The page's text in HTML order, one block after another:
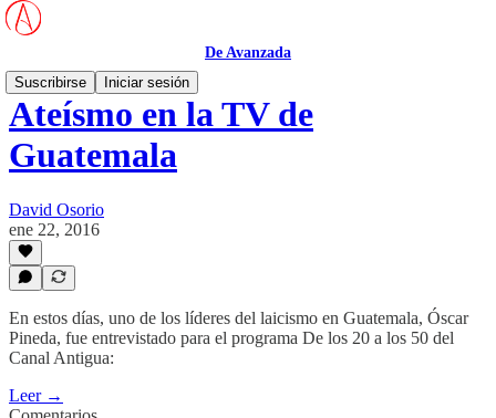
De Avanzada
Suscribirse
Iniciar sesión
Ateísmo en la TV de
Guatemala
David Osorio
ene 22, 2016
En estos días, uno de los líderes del laicismo en Guatemala, Óscar
Pineda, fue entrevistado para el programa De los 20 a los 50 del
Canal Antigua:
Leer →